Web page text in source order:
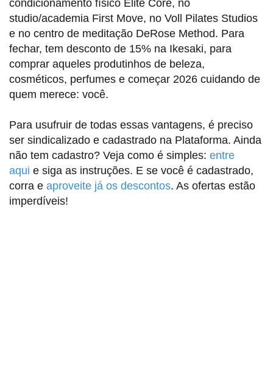
condicionamento físico Elite Core, no
studio/academia First Move, no Voll Pilates Studios
e no centro de meditação DeRose Method. Para
fechar, tem desconto de 15% na Ikesaki, para
comprar aqueles produtinhos de beleza,
cosméticos, perfumes e começar 2026 cuidando de
quem merece: você.
Para usufruir de todas essas vantagens, é preciso
ser sindicalizado e cadastrado na Plataforma. Ainda
não tem cadastro? Veja como é simples: entre
aqui e siga as instruções. E se você é cadastrado,
corra e aproveite já os descontos. As ofertas estão
imperdíveis!